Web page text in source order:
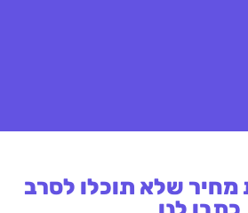
שלא תוכלו לסרב